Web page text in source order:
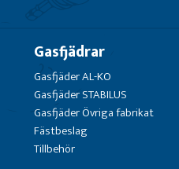
Gasfjädrar
Gasfjäder AL-KO
Gasfjäder STABILUS
Gasfjäder Övriga fabrikat
Fästbeslag
Tillbehör